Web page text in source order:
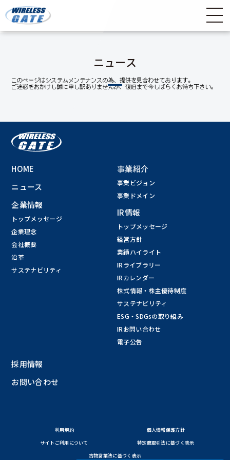
ニュース
HOME
ニュース
企業情報
トップメッセージ
企業理念
会社概要
沿革
サステナビリティ
事業紹介
事業ビジョン
事業ドメイン
IR情報
トップメッセージ
経営方針
業績ハイライト
IRライブラリー
IRカレンダー
株式情報・株主優待制度
サステナビリティ
ESG・SDGsの取り組み
IRお問い合わせ
電子公告
採用情報
お問い合わせ
利用規約
個人情報保護方針
サイトご利用について
特定商取引法に基づく表示
古物営業法に基づく表示